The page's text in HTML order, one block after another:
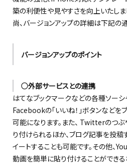
築の利便性や見やすさを向上いたしま
尚、バージョンアップの詳細は下記の
バージョンアップのポイント
○外部サービスとの連携
はてなブックマークなどの各種ソーシ
Facebookの「いいね！」ボタンなど
可能になります。また、 Twitterのつ
り付けられるほか、ブログ記事を投
イートすることも可能です。その他、
動画を簡単に貼り付けることができ